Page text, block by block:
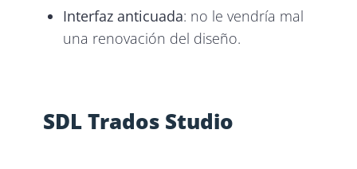
Interfaz anticuada: no le vendría mal
una renovación del diseño.
SDL Trados Studio